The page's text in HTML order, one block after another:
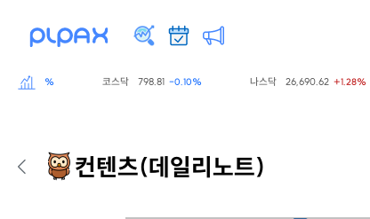
-0.60% 코스닥 798.81 -0.10% 나스닥 26,690.62 +1.28%
컨텐츠(데일리노트)